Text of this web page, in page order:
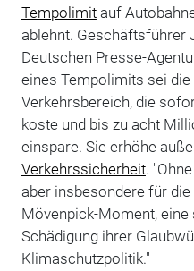
Tempolimitauf
ablehnt. Geschäftsführer
Deutschen Presse-
eines Tempolimits sei
Verkehrsbereich, die
koste und bis zu acht
einspare. Sie erhöhe
Verkehrssicherheit.
aber insbesondere für die
Mövenpick-Moment, eine
Schädigung ihrer
Klimaschutzpolitik."